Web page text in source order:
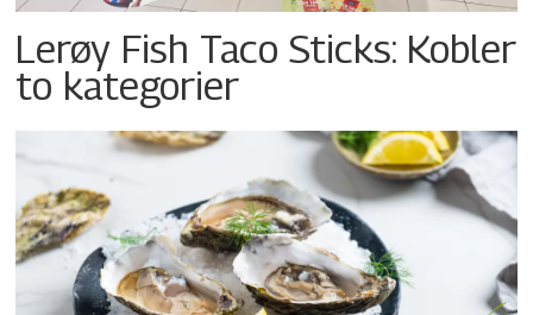
Lerøy Fish Taco Sticks: Kobler
to kategorier